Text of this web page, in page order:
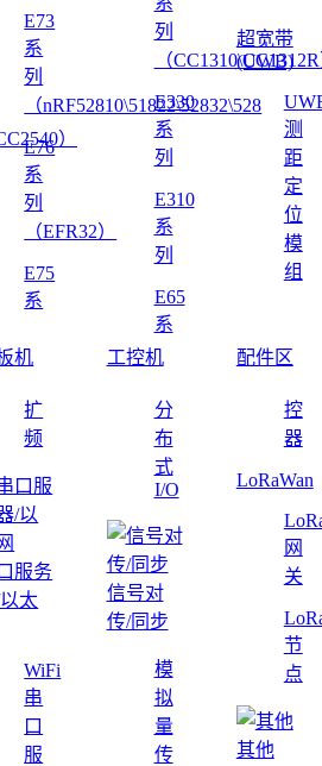
）
E73
系
列
（nRF52810\51822\52832\528
E76
系
列
（EFR32）
E75
系
列
（
E330
系
列
E310
系
列
E65
系
超宽带
(UWB)
测
距
定
位
模
组
机 工控机 配件区
扩
频
服务
太
WiFi
串
口
服
分
布
式
I/O
信号对
传/同步
模
拟
量
传
控
器
LoRaWan
网
关
节
点
其他